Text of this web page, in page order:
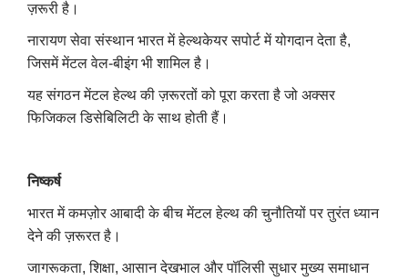
ज़रूरी है।
नारायण सेवा संस्थान भारत में हेल्थकेयर सपोर्ट में योगदान देता है,
जिसमें मेंटल वेल-बीइंग भी शामिल है।
यह संगठन मेंटल हेल्थ की ज़रूरतों को पूरा करता है जो अक्सर
फिजिकल डिसेबिलिटी के साथ होती हैं।
निष्कर्ष
भारत में कमज़ोर आबादी के बीच मेंटल हेल्थ की चुनौतियों पर तुरंत ध्यान
देने की ज़रूरत है।
जागरूकता, शिक्षा, आसान देखभाल और पॉलिसी सुधार मुख्य समाधान